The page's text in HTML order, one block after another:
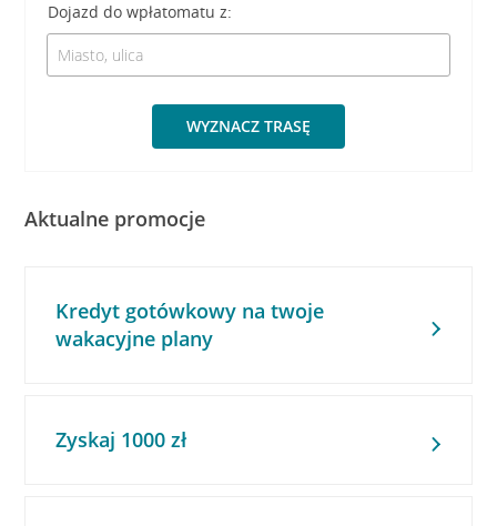
Dojazd do wpłatomatu z:
WYZNACZ TRASĘ
Aktualne promocje
Kredyt gotówkowy na twoje
wakacyjne plany
Zyskaj 1000 zł